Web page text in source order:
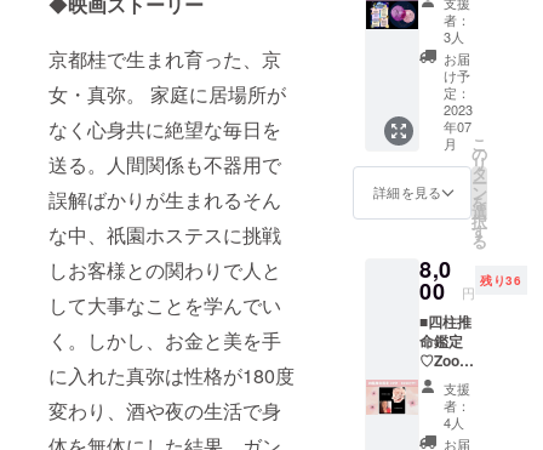
京都桂で生まれ育った、京
女・真弥。 家庭に居場所が
なく心身共に絶望な毎日を
送る。人間関係も不器用で
誤解ばかりが生まれるそん
な中、祇園ホステスに挑戦
しお客様との関わりで人と
して大事なことを学んでい
く。しかし、お金と美を手
に入れた真弥は性格が180度
変わり、酒や夜の生活で身
落ちて
しまい
ます。
・香り
のお茶
日本
茶と違
い、味
ではな
く香り
を楽し
むお茶
発酵
度（茶
葉の酸
化度）
や焙煎
（火入
れ）に
よって
味が変
わりま
ブレン
ドと
なって
いま
す。
Tatsuki
Koffee'
Recipe
Temper
ature：
92℃
：15g
Grind：
中挽き
Time：
3:00
「陰」
「陽」
どちら
かはラ
ンダム
中挽き
Time：
3:00
Tatsuki
Koffee
のオリ
ジナル
ブレン
ド。 浅
煎りで
仕上げ
たYang/
チオピ
アとコ
スタリ
カのブ
レン
ド。 フ
ルー
ティー
で爽や
かな酸
から初
めて、
最近
は、神
秘の世
界を
テーマ
に制作
してい
ます。
占星術
月が無
かった
ユート
ピアの
地球。
もしく
はティ
アマト
の星な
有効期
限:2023
年2月か
ら順次
送付
付き 月
読み(つ
きよみ)
鑑定ラ
イト版
☆時間
→zoom
30分 ☆
月読み
占星術
で分か
ること
識にや
りがち
な生き
方のパ
ター
ン、習
慣 ◇幼
少期に
満たし
たかっ
者：
3人
お届
け予
定：
2023
年07
月
詳細を見る
こ
の
リ
タ
ー
ン
を
選
択
す
る
8,0
00 円
残り36
■四柱推
命鑑定
♡Zoom
30分 (生
年月日
で四柱
推命を
支援
者：
4人
お届